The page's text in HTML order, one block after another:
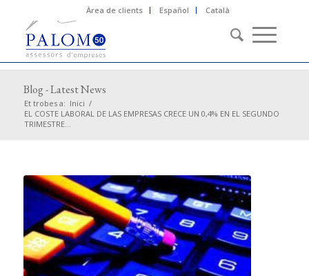
Àrea de clients Español Català
Blog - Latest News
Et trobes a: Inici /
EL COSTE LABORAL DE LAS EMPRESAS CRECE UN 0,4% EN EL SEGUNDO
TRIMESTRE...